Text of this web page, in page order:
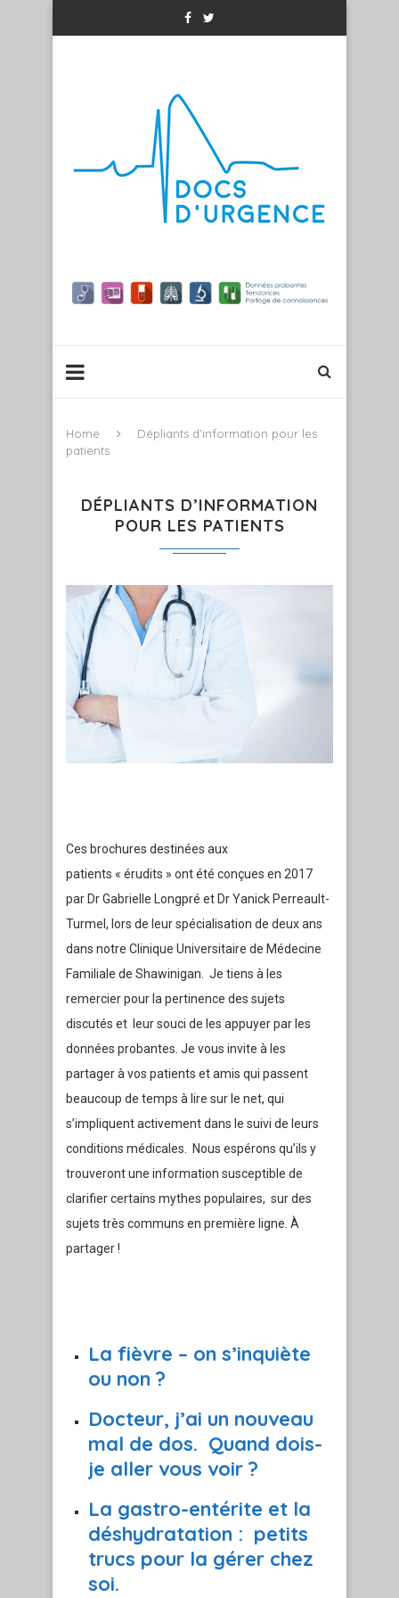
Home
Dépliants d’information pour les
patients
DÉPLIANTS D’INFORMATION
POUR LES PATIENTS
Ces brochures destinées aux
patients « érudits » ont été conçues en 2017
par Dr Gabrielle Longpré et Dr Yanick Perreault-
Turmel, lors de leur spécialisation de deux ans
dans notre Clinique Universitaire de Médecine
Familiale de Shawinigan. Je tiens à les
remercier pour la pertinence des sujets
discutés et leur souci de les appuyer par les
données probantes. Je vous invite à les
partager à vos patients et amis qui passent
beaucoup de temps à lire sur le net, qui
s’impliquent activement dans le suivi de leurs
conditions médicales. Nous espérons qu’ils y
trouveront une information susceptible de
clarifier certains mythes populaires, sur des
sujets très communs en première ligne. À
partager !
La fièvre – on s’inquiète
ou non ?
Docteur, j’ai un nouveau
mal de dos. Quand dois-
je aller vous voir ?
La gastro-entérite et la
déshydratation : petits
trucs pour la gérer chez
soi.